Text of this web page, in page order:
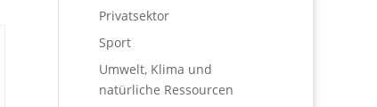
Privatsektor
Sport
Umwelt, Klima und
natürliche Ressourcen